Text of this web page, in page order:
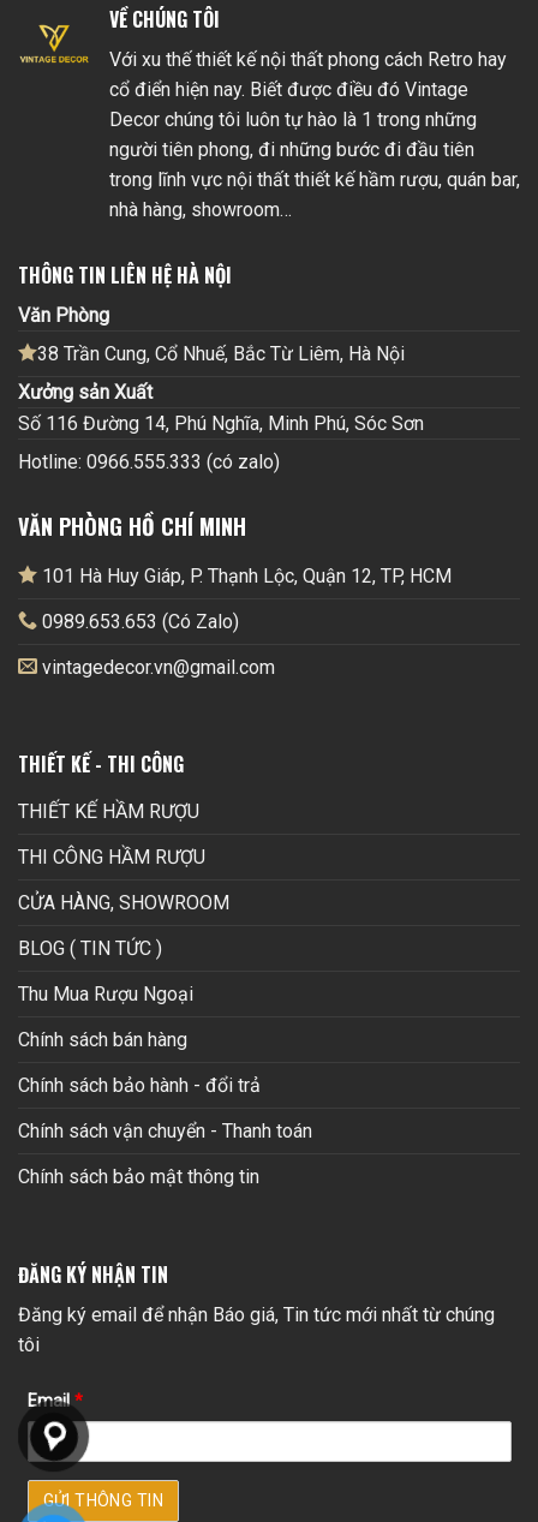
VỀ CHÚNG TÔI
Với xu thế thiết kế nội thất phong cách Retro hay
cổ điển hiện nay. Biết được điều đó Vintage
Decor chúng tôi luôn tự hào là 1 trong những
người tiên phong, đi những bước đi đầu tiên
trong lĩnh vực nội thất thiết kế hầm rượu, quán bar,
nhà hàng, showroom…
THÔNG TIN LIÊN HỆ HÀ NỘI
Văn Phòng
38 Trần Cung, Cổ Nhuế, Bắc Từ Liêm, Hà Nội
Xưởng sản Xuất
Số 116 Đường 14, Phú Nghĩa, Minh Phú, Sóc Sơn
Hotline: 0966.555.333 (có zalo)
VĂN PHÒNG HỒ CHÍ MINH
101 Hà Huy Giáp, P. Thạnh Lộc, Quận 12, TP, HCM
0989.653.653 (Có Zalo)
vintagedecor.vn@gmail.com
THIẾT KẾ - THI CÔNG
THIẾT KẾ HẦM RƯỢU
THI CÔNG HẦM RƯỢU
CỬA HÀNG, SHOWROOM
BLOG ( TIN TỨC )
Thu Mua Rượu Ngoại
Chính sách bán hàng
Chính sách bảo hành - đổi trả
Chính sách vận chuyển - Thanh toán
Chính sách bảo mật thông tin
ĐĂNG KÝ NHẬN TIN
Đăng ký email để nhận Báo giá, Tin tức mới nhất từ chúng
tôi
Email *